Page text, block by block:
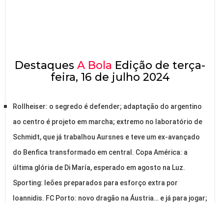
Destaques A Bola Edição de terça-
feira, 16 de julho 2024
Rollheiser: o segredo é defender; adaptação do argentino
ao centro é projeto em marcha; extremo no laboratório de
Schmidt, que já trabalhou Aursnes e teve um ex-avançado
do Benfica transformado em central. Copa América: a
última glória de Di María, esperado em agosto na Luz.
Sporting: leões preparados para esforço extra por
Ioannidis. FC Porto: novo dragão na Áustria… e já para jogar;